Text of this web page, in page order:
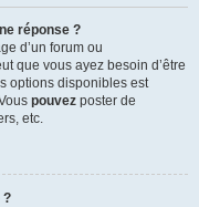
réponse ?
d’un forum ou
que vous ayez besoin d’être
options disponibles est
pouvez poster de
etc.
?